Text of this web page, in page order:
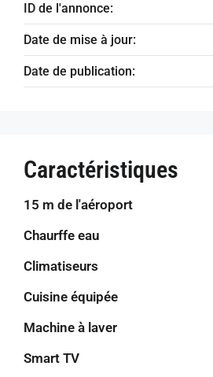
ID de l'annonce:
Date de mise à jour:
Date de publication:
Caractéristiques
15 m de l'aéroport
Chaurffe eau
Climatiseurs
Cuisine équipée
Machine à laver
Smart TV